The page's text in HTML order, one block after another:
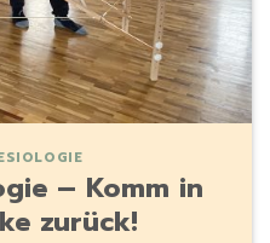
– Komm in
zurück!